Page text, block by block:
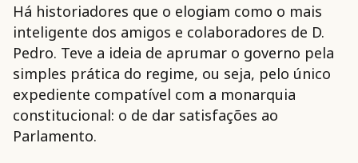
Há historiadores que o elogiam como o mais
inteligente dos amigos e colaboradores de D.
Pedro. Teve a ideia de aprumar o governo pela
simples prática do regime, ou seja, pelo único
expediente compatível com a monarquia
constitucional: o de dar satisfações ao
Parlamento.